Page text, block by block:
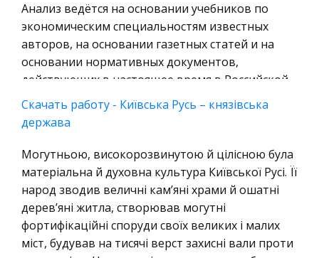
Военная кафедра
Социология
Страховое право
Военное дело
Химия
Металлургия
Микроэкономика, экономика предприятия,
предпринимательство
Историческая личность
Анализ ведётся на основании учебников по
экономическим специальностям известных
авторов, на основании газетных статей и на
основании нормативных документов,
действующих в настоящее время в Российской
Виды ненадлежащей рекламы по закону о
рекламе
Наглядно показаны примеры недобросовестной
рекламы: 1) информация линии по уходу за
кожей «Лицо без проблем». Слоган гласит: «Кто
не знает, тот многое теряет». То есть
дискредитирует физическое лицо,
Скачать работу - Київська Русь – князівська
держава
Могутньою, високорозвинутою й цілісною була
матеріальна й духовна культура Київської Русі. Її
народ зводив величні кам’яні храми й ошатні
дерев’яні житла, створював могутні
фортифікаційні споруди свoїх великих і малих
міст, будував на тисячі верст захисні вали проти